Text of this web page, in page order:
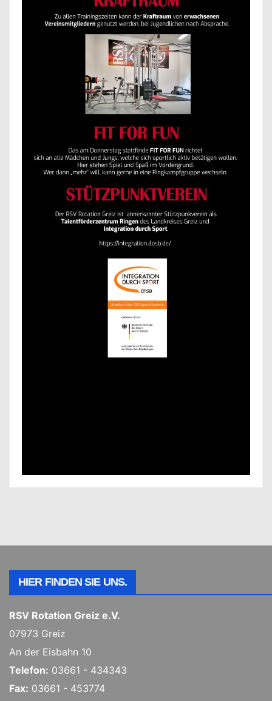
HIER FINDEN SIE UNS.
RSV Rotation Greiz e.V.
07973 Greiz
An der Eisbahn 10
Telefon: 03661 - 434343
Fax: 03661 - 453774